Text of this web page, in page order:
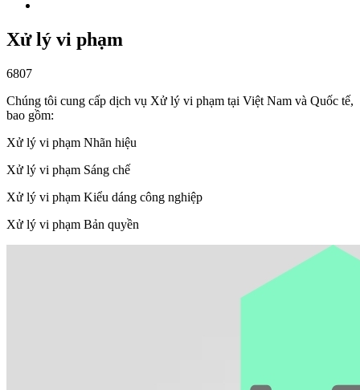
Xử lý vi phạm
6807
Chúng tôi cung cấp dịch vụ Xử lý vi phạm tại Việt Nam và Quốc tế,
bao gồm:
Xử lý vi phạm Nhãn hiệu
Xử lý vi phạm Sáng chế
Xử lý vi phạm Kiểu dáng công nghiệp
Xử lý vi phạm Bản quyền